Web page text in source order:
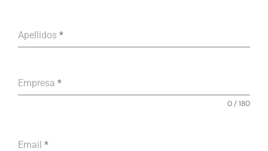
Apellidos *
Empresa *
0 / 180
Email *